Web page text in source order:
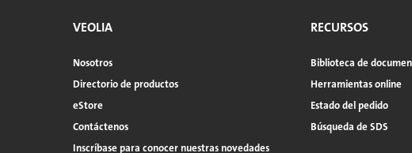
VEOLIA
Nosotros
Directorio de productos
eStore
Contáctenos
Inscríbase para conocer nuestras novedades
RECURSOS
Biblioteca de
Herramientas online
Estado del pedido
Búsqueda de SDS